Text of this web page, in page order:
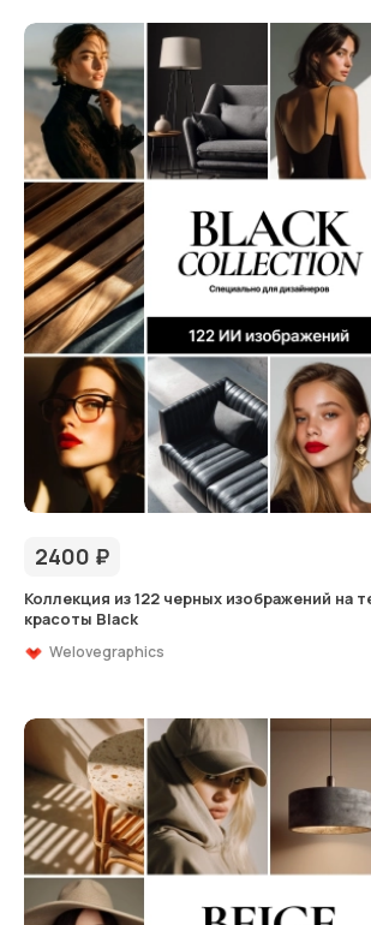
2400 ₽
Коллекция из 122 черных изображений на
красоты Black
Welovegraphics